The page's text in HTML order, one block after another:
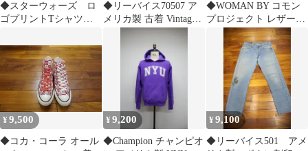
◆スターウォーズ ロ
ゴプリントTシャツ
外限定品
◆リーバイス70507 ア
メリカ製 古着 Vintage
サイズM Gジャン
◆WOMAN BY コモン
プロジェクト レザース
ニーカー USED サイズ
¥9,500
◆コカ・コーラ オール
¥9,200
◆Champion チャンピオ
¥9,100
◆リーバイス501 アメ